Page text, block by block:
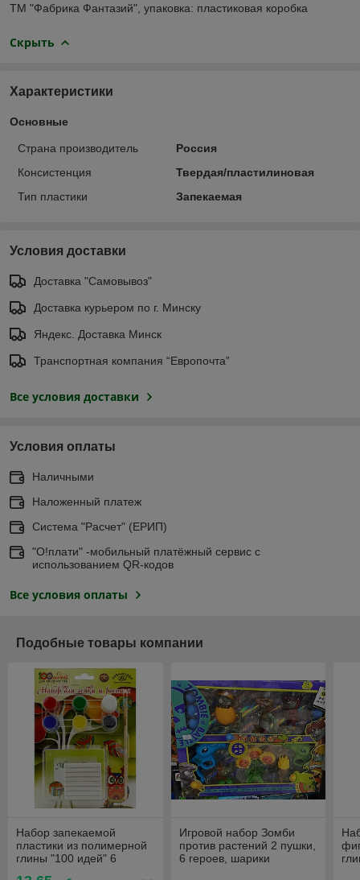
ТМ "Фабрика Фантазий", упаковка: пластиковая коробка
Скрыть
Характеристики
Основные
Страна производитель
Россия
Консистенция
Твердая/пластилиновая
Тип пластики
Запекаемая
Условия доставки
Доставка "Самовывоз"
Доставка курьером по г. Минску
Яндекс. Доставка Минск
Транспортная компания “Европочта”
Все условия доставки
Условия оплаты
Наличными
Наложенный платеж
Система "Расчет" (ЕРИП)
"О!плати" -мобильный платёжный сервис с
использованием QR-кодов
Все условия оплаты
Подобные товары компании
Набор запекаемой
пластики из полимерной
глины "100 идей" 6
Игровой набор Зомби
против растений 2 пушки,
6 героев, шарики